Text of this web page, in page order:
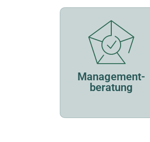
Management­
beratung